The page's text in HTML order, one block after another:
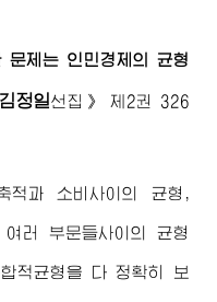
문제는 인민경제의 균형
김정일선집》 제2권 326
적과 소비사이의 균형,
러 부문들사이의 균형
적균형을 다 정확히 보